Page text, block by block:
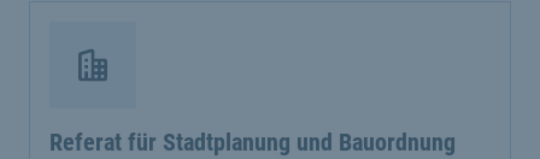
Referat für Stadtplanung und Bauordnung